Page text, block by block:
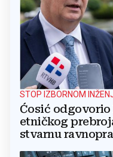
STOP IZBORNOM
Ćosić
etničkog
stvarnu